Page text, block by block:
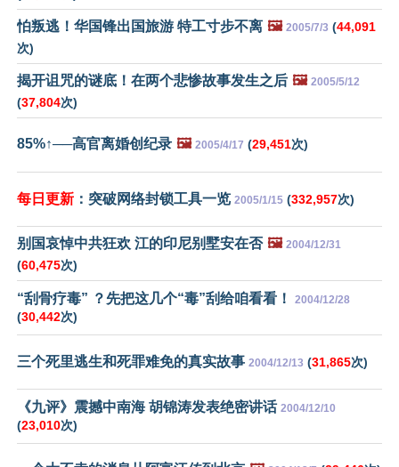
怕叛逃！华国锋出国旅游 特工寸步不离 🖼️ 2005/7/3 (44,091
次)
揭开诅咒的谜底！在两个悲惨故事发生之后 🖼️ 2005/5/12
(37,804次)
85%↑──高官离婚创纪录 🖼️ 2005/4/17 (29,451次)
每日更新 ：突破网络封锁工具一览 2005/1/15 (332,957次)
别国哀悼中共狂欢 江的印尼别墅安在否 🖼️ 2004/12/31
(60,475次)
“刮骨疗毒” ？先把这几个“毒”刮给咱看看！ 2004/12/28
(30,442次)
三个死里逃生和死罪难免的真实故事 2004/12/13 (31,865次)
《九评》震撼中南海 胡锦涛发表绝密讲话 2004/12/10
(23,010次)